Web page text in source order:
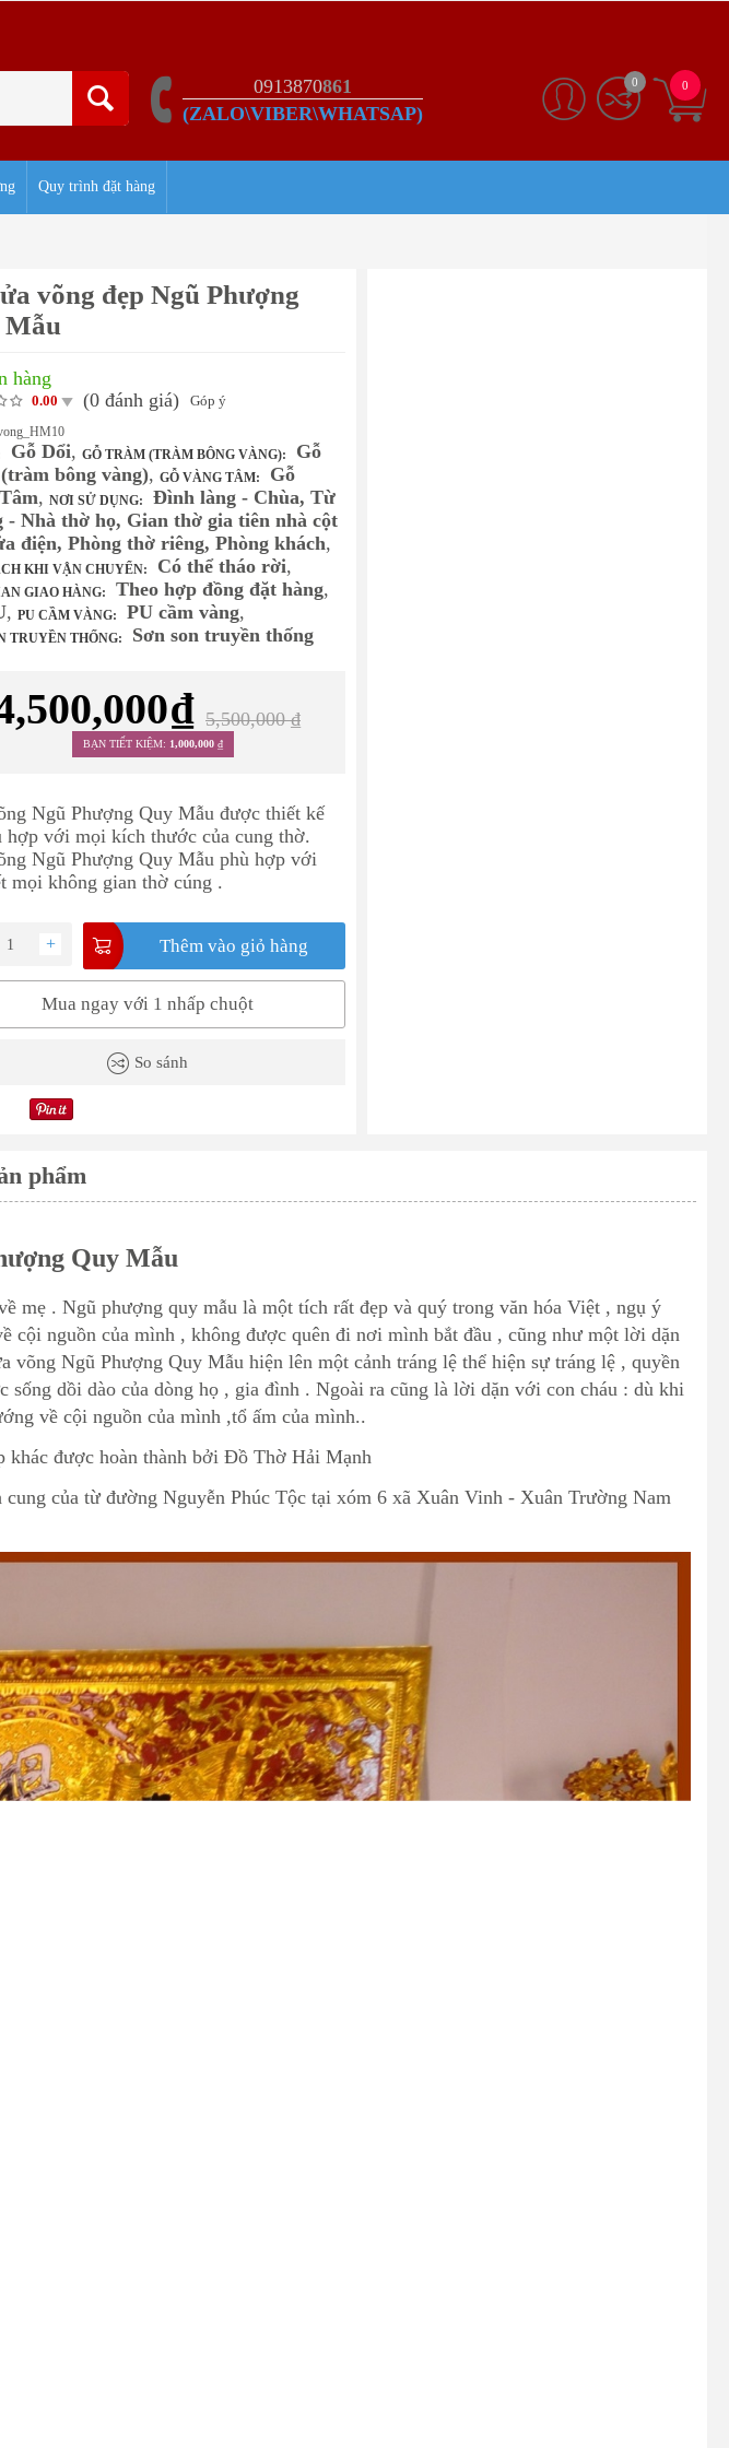
0913870861
(ZALO\VIBER\WHATSAP)
0
0
Quy trình đặt hàng
võng đẹp Ngũ Phượng
Mẫu
hàng
0.00 (0 đánh giá) Góp ý
Gỗ Dổi, GỖ TRÀM (TRÀM BÔNG VÀNG):
Gỗ
bông vàng), GỖ VÀNG TÂM:
Gỗ
, NƠI SỬ DỤNG:
Đình làng - Chùa, Từ
- Nhà thờ họ, Gian thờ gia tiên nhà cột
điện, Phòng thờ riêng, Phòng khách,
KHI VẬN CHUYỂN: Có thể tháo rời,
GIAO HÀNG: Theo hợp đồng đặt hàng,
, PU CẦM VÀNG: PU cầm vàng,
TRUYỀN THỐNG: Sơn son truyền thống
₫ 5,500,000 ₫
BẠN TIẾT KIỆM: 1,000,000₫
Ngũ Phượng Quy Mẫu được thiết kế
hợp với mọi kích thước của cung thờ.
Ngũ Phượng Quy Mẫu phù hợp với
mọi không gian thờ cúng .
+ Thêm vào giỏ hàng
Mua ngay với 1 nhấp chuột
So sánh
phẩm
Quy Mẫu
mẹ . Ngũ phượng quy mẫu là một tích rất đẹp và quý trong văn hóa Việt , ngụ ý
cội nguồn của mình , không được quên đi nơi mình bắt đầu , cũng như một lời dặn
Ngũ Phượng Quy Mẫu hiện lên một cảnh tráng lệ thể hiện sự tráng lệ , quyền
dồi dào của dòng họ , gia đình . Ngoài ra cũng là lời dặn với con cháu : dù khi
về cội nguồn của mình ,tổ ấm của mình..
khác được hoàn thành bởi Đồ Thờ Hải Mạnh
của từ đường Nguyễn Phúc Tộc tại xóm 6 xã Xuân Vinh - Xuân Trường Nam